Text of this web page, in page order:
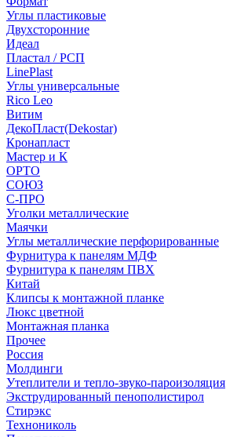
Углы пластиковые
Двухсторонние
Идеал
Пластал / РСП
LinePlast
Углы универсальные
Rico Leo
Витим
ДекоПласт(Dekostar)
Кронапласт
Мастер и К
ОРТО
СОЮЗ
С-ПРО
Уголки металлические
Маячки
Углы металлические перфорированные
Фурнитура к панелям МДФ
Фурнитура к панелям ПВХ
Китай
Клипсы к монтажной планке
Люкс цветной
Монтажная планка
Прочее
Россия
Молдинги
Утеплители и тепло-звуко-пароизоляция
Экструдированный пенополистирол
Стирэкс
Технониколь